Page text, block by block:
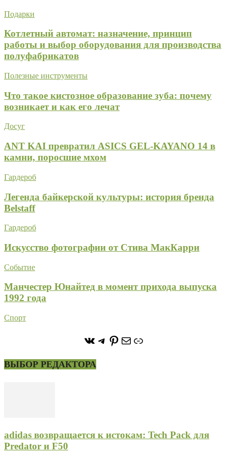
Подарки
Котлетный автомат: назначение, принцип
работы и выбор оборудования для производства
полуфабрикатов
Полезные инструменты
Что такое кистозное образование зуба: почему
возникает и как его лечат
Досуг
ANT KAI превратил ASICS GEL-KAYANO 14 в
камни, поросшие мхом
Гардероб
Легенда байкерской культуры: история бренда
Belstaff
Гардероб
Искусство фотографии от Стива МакКарри
Событие
Манчестер Юнайтед в момент прихода выпуска
1992 года
Спорт
https://vk.com/
https://t.me/stoneforest
https://
ПочтаСсылка
ВЫБОР РЕДАКТОРА
adidas возвращается к истокам: Tech Pack для
Predator и F50